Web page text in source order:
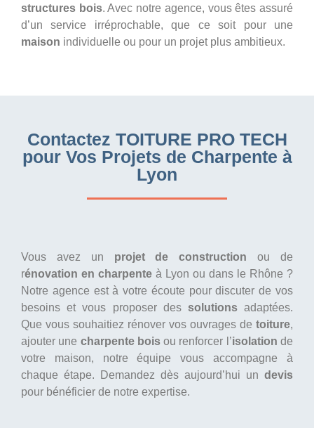
structures bois. Avec notre agence, vous êtes assuré
d’un service irréprochable, que ce soit pour une
maison individuelle ou pour un projet plus ambitieux.
Contactez TOITURE PRO TECH
pour Vos Projets de Charpente à
Lyon
Vous avez un projet de construction ou de
rénovation en charpente à Lyon ou dans le Rhône ?
Notre agence est à votre écoute pour discuter de vos
besoins et vous proposer des solutionsadaptées.
Que vous souhaitiez rénover vos ouvrages de toiture,
ajouter une charpente boisou renforcer l’isolation de
votre maison, notre équipe vous accompagne à
chaque étape. Demandez dès aujourd’hui un devis
pour bénéficier de notre expertise.